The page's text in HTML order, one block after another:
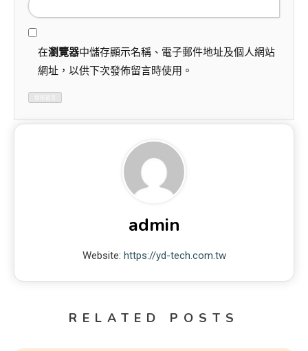
在瀏覽器中儲存顯示名稱、電子郵件地址及個人網站
網址，以供下次發佈留言時使用。
admin
Website: https://yd-tech.com.tw
RELATED POSTS